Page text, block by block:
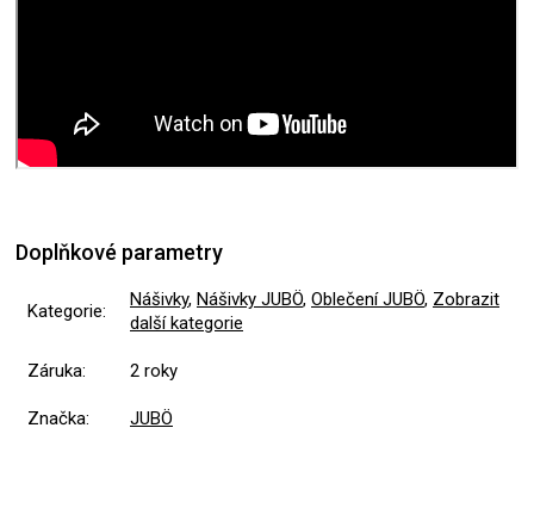
Doplňkové parametry
Kategorie:
Nášivky, Nášivky JUBÖ, Oblečení JUBÖ, Zobrazit
další kategorie
Záruka: 2 roky
Značka: JUBÖ